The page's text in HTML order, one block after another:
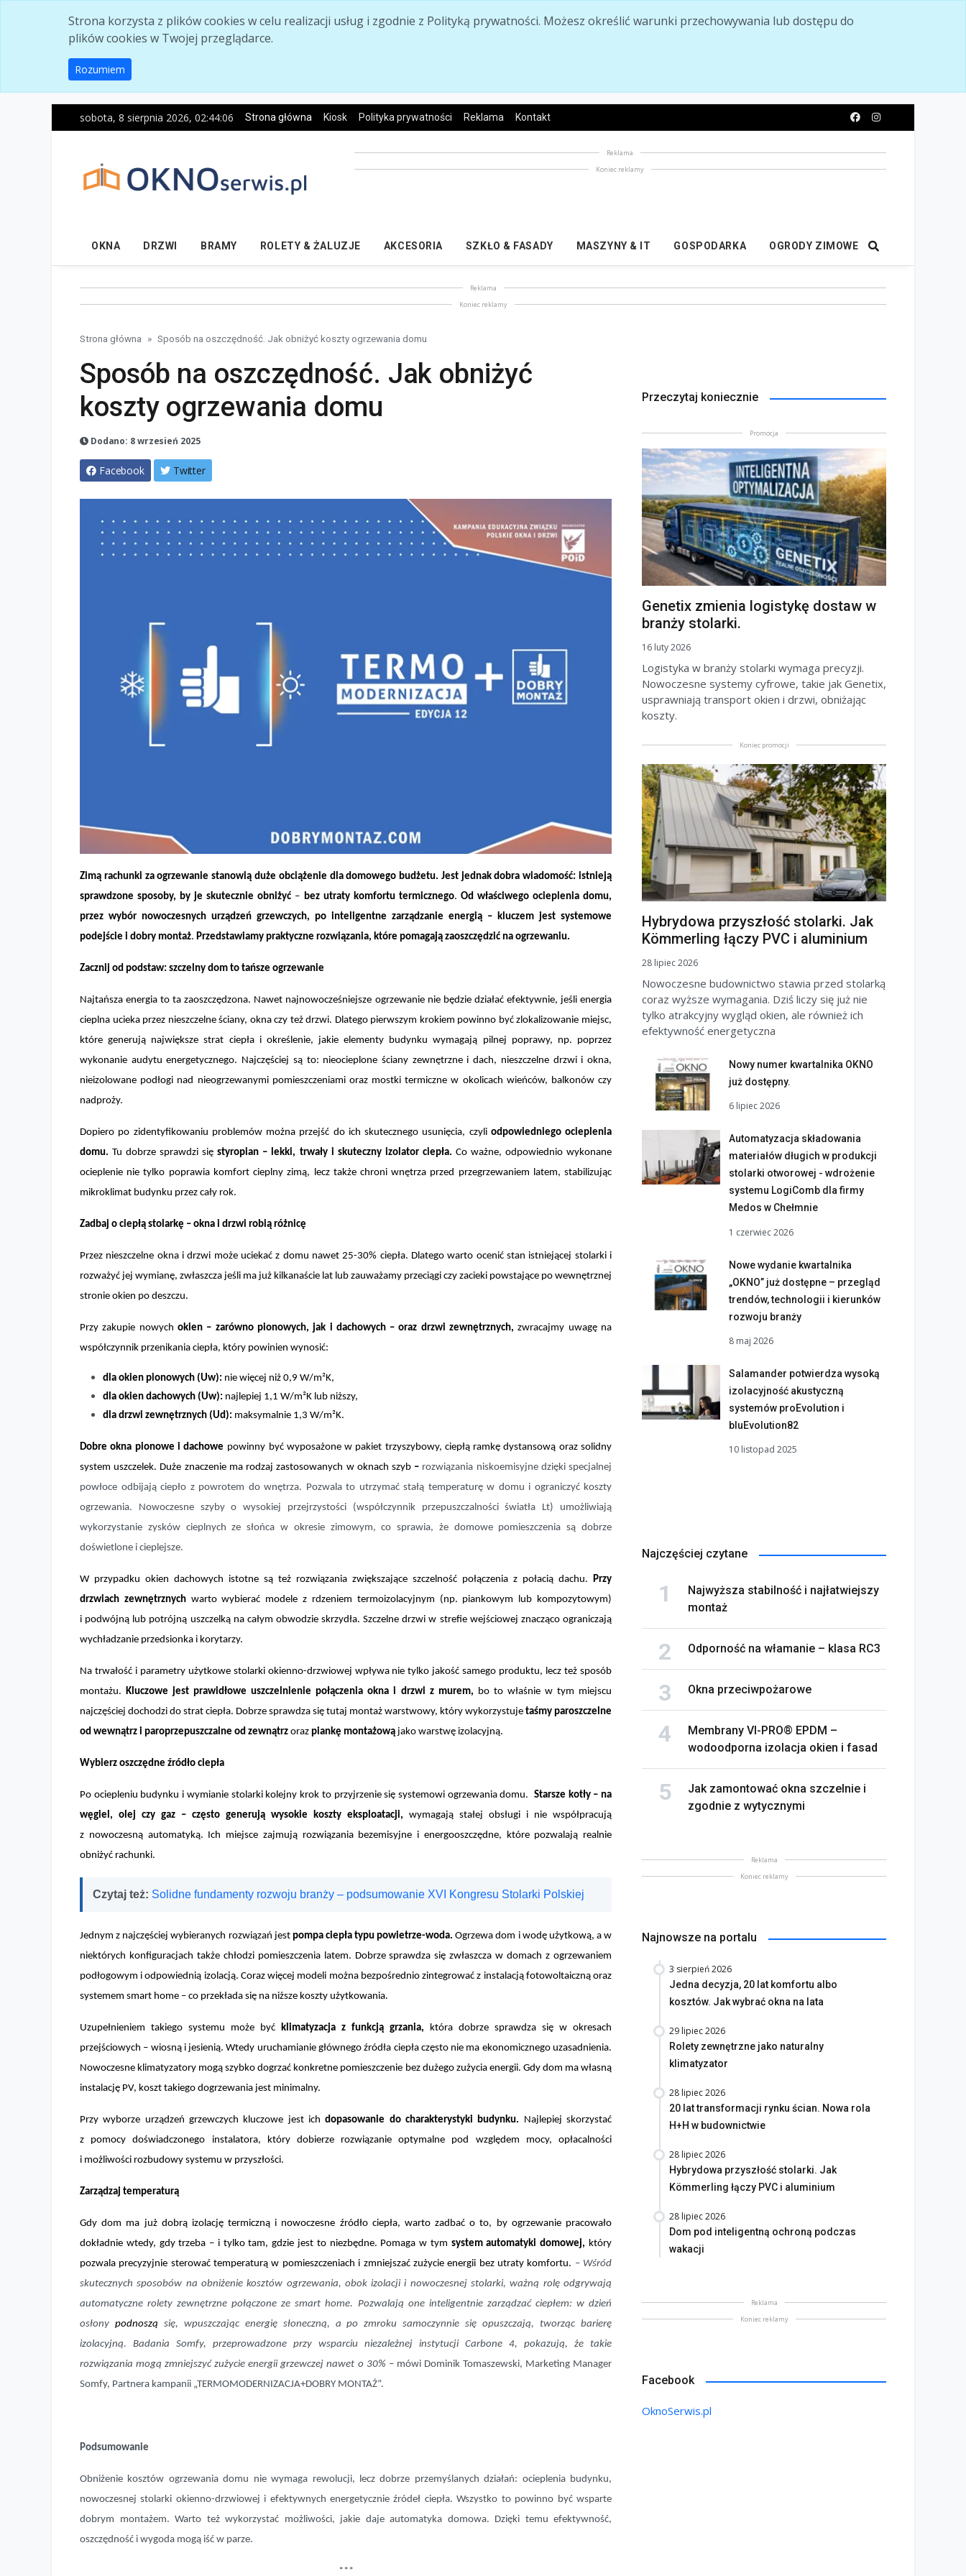
Strona korzysta z plików cookies w celu realizacji usług i zgodnie z Polityką prywatności. Możesz określić warunki przechowywania lub dostępu do
plików cookies w Twojej przeglądarce.
Rozumiem
sobota, 8 sierpnia 2026, 02:44:06 Strona główna Kiosk Polityka prywatności Reklama Kontakt
Reklama
Koniec reklamy
OKNA DRZWI BRAMY ROLETY & ŻALUZJE AKCESORIA SZKŁO & FASADY MASZYNY & IT GOSPODARKA OGRODY ZIMOWE
Reklama
Koniec reklamy
Strona główna Sposób na oszczędność. Jak obniżyć koszty ogrzewania domu
Sposób na oszczędność. Jak obniżyć
koszty ogrzewania domu
Dodano: 8 wrzesień 2025
Facebook Twitter
Sposób na oszczędność. Jak obniżyć koszty ogrzewania domu
Zimą rachunki za ogrzewanie stanowią duże obciążenie dla domowego budżetu. Jest jednak dobra wiadomość: istnieją
sprawdzone sposoby, by je skutecznie obniżyć – bez utraty komfortu termicznego. Od właściwego ocieplenia domu,
przez wybór nowoczesnych urządzeń grzewczych, po inteligentne zarządzanie energią – kluczem jest systemowe
podejście i dobry montaż. Przedstawiamy praktyczne rozwiązania, które pomagają zaoszczędzić na ogrzewaniu.
Zacznij od podstaw: szczelny dom to tańsze ogrzewanie
Najtańsza energia to ta zaoszczędzona. Nawet najnowocześniejsze ogrzewanie nie będzie działać efektywnie, jeśli energia
cieplna ucieka przez nieszczelne ściany, okna czy też drzwi. Dlatego pierwszym krokiem powinno być zlokalizowanie miejsc,
które generują największe strat ciepła i określenie, jakie elementy budynku wymagają pilnej poprawy, np. poprzez
wykonanie audytu energetycznego. Najczęściej są to: nieocieplone ściany zewnętrzne i dach, nieszczelne drzwi i okna,
nieizolowane podłogi nad nieogrzewanymi pomieszczeniami oraz mostki termiczne w okolicach wieńców, balkonów czy
nadproży.
Dopiero po zidentyfikowaniu problemów można przejść do ich skutecznego usunięcia, czyli odpowiedniego ocieplenia
domu. Tu dobrze sprawdzi sięstyropian – lekki, trwały i skuteczny izolator ciepła. Co ważne, odpowiednio wykonane
ocieplenie nie tylko poprawia komfort cieplny zimą, lecz także chroni wnętrza przed przegrzewaniem latem, stabilizując
mikroklimat budynku przez cały rok.
Zadbaj o ciepłą stolarkę – okna i drzwi robią różnicę
Przez nieszczelne okna i drzwi może uciekać z domu nawet 25-30% ciepła. Dlatego warto ocenić stan istniejącej stolarki i
rozważyć jej wymianę, zwłaszcza jeśli ma już kilkanaście lat lub zauważamy przeciągi czy zacieki powstające po wewnętrznej
stronie okien po deszczu.
Przy zakupie nowych okien – zarówno pionowych, jak i dachowych – oraz drzwi zewnętrznych, zwracajmy uwagę na
współczynnik przenikania ciepła, który powinien wynosić:
dla okien pionowych (Uw): nie więcej niż 0,9 W/m²K,
dla okien dachowych (Uw): najlepiej 1,1 W/m²K lub niższy,
dla drzwi zewnętrznych (Ud): maksymalnie 1,3 W/m²K.
Dobre okna pionowe i dachowe powinny być wyposażone w pakiet trzyszybowy, ciepłą ramkę dystansową oraz solidny
system uszczelek. Duże znaczenie ma rodzaj zastosowanych w oknach szyb – rozwiązania niskoemisyjne dzięki specjalnej
powłoce odbijają ciepło z powrotem do wnętrza. Pozwala to utrzymać stałą temperaturę w domu i ograniczyć koszty
ogrzewania. Nowoczesne szyby o wysokiej przejrzystości (współczynnik przepuszczalności światła Lt) umożliwiają
wykorzystanie zysków cieplnych ze słońca w okresie zimowym, co sprawia, że domowe pomieszczenia są dobrze
doświetlone i cieplejsze.
W przypadku okien dachowych istotne są też rozwiązania zwiększające szczelność połączenia z połacią dachu.
Przy
drzwiach zewnętrznychwarto wybierać modele z rdzeniem termoizolacyjnym (np. piankowym lub kompozytowym)
i podwójną lub potrójną uszczelką na całym obwodzie skrzydła. Szczelne drzwi w strefie wejściowej znacząco ograniczają
wychładzanie przedsionka i korytarzy.
Na trwałość i parametry użytkowe stolarki okienno-drzwiowej wpływa nie tylko jakość samego produktu, lecz też sposób
montażu. Kluczowe jest prawidłowe uszczelnienie połączenia okna i drzwi z murem, bo to właśnie w tym miejscu
najczęściej dochodzi do strat ciepła. Dobrze sprawdza się tutaj montaż warstwowy, który wykorzystuje taśmy paroszczelne
od wewnątrz i paroprzepuszczalne od zewnątrz oraz piankę montażową jako warstwę izolacyjną.
Wybierz oszczędne źródło ciepła
Po ociepleniu budynku i wymianie stolarki kolejny krok to przyjrzenie się systemowi ogrzewania domu. Starsze kotły – na
węgiel, olej czy gaz – często generują wysokie koszty eksploatacji, wymagają stałej obsługi i nie współpracują
z nowoczesną automatyką. Ich miejsce zajmują rozwiązania bezemisyjne i energooszczędne, które pozwalają realnie
obniżyć rachunki.
Czytaj też: Solidne fundamenty rozwoju branży – podsumowanie XVI Kongresu Stolarki Polskiej
Jednym z najczęściej wybieranych rozwiązań jest pompa ciepła typu powietrze-woda. Ogrzewa dom i wodę użytkową, a w
niektórych konfiguracjach także chłodzi pomieszczenia latem. Dobrze sprawdza się zwłaszcza w domach z ogrzewaniem
podłogowym i odpowiednią izolacją. Coraz więcej modeli można bezpośrednio zintegrować z instalacją fotowoltaiczną oraz
systemem smart home – co przekłada się na niższe koszty użytkowania.
Uzupełnieniem takiego systemu może być klimatyzacja z funkcją grzania, która dobrze sprawdza się w okresach
przejściowych – wiosną i jesienią. Wtedy uruchamianie głównego źródła ciepła często nie ma ekonomicznego uzasadnienia.
Nowoczesne klimatyzatory mogą szybko dogrzać konkretne pomieszczenie bez dużego zużycia energii. Gdy dom ma własną
instalację PV, koszt takiego dogrzewania jest minimalny.
Przy wyborze urządzeń grzewczych kluczowe jest ichdopasowanie do charakterystyki budynku. Najlepiej skorzystać
z pomocy doświadczonego instalatora, który dobierze rozwiązanie optymalne pod względem mocy, opłacalności
i możliwości rozbudowy systemu w przyszłości.
Zarządzaj temperaturą
Gdy dom ma już dobrą izolację termiczną i nowoczesne źródło ciepła, warto zadbać o to, by ogrzewanie pracowało
dokładnie wtedy, gdy trzeba – i tylko tam, gdzie jest to niezbędne. Pomaga w tym system automatyki domowej, który
pozwala precyzyjnie sterować temperaturą w pomieszczeniach i zmniejszać zużycie energii bez utraty komfortu. – Wśród
skutecznych sposobów na obniżenie kosztów ogrzewania, obok izolacji i nowoczesnej stolarki, ważną rolę odgrywają
automatyczne rolety zewnętrzne połączone ze smart home. Pozwalają one inteligentnie zarządzać ciepłem: w dzień
osłony podnoszą się, wpuszczając energię słoneczną, a po zmroku samoczynnie się opuszczają, tworząc barierę
izolacyjną. Badania Somfy, przeprowadzone przy wsparciu niezależnej instytucji Carbone 4, pokazują, że takie
rozwiązania mogą zmniejszyć zużycie energii grzewczej nawet o 30% – mówi Dominik Tomaszewski, Marketing Manager
Somfy, Partnera kampanii „TERMOMODERNIZACJA+DOBRY MONTAŻ”.
Podsumowanie
Obniżenie kosztów ogrzewania domu nie wymaga rewolucji, lecz dobrze przemyślanych działań: ocieplenia budynku,
nowoczesnej stolarki okienno-drzwiowej i efektywnych energetycznie źródeł ciepła. Wszystko to powinno być wsparte
dobrym montażem. Warto też wykorzystać możliwości, jakie daje automatyka domowa. Dzięki temu efektywność,
oszczędność i wygoda mogą iść w parze.
***
Przeczytaj koniecznie
Promocja
Genetix zmienia logistykę dostaw w
branży stolarki.
16 luty 2026
Logistyka w branży stolarki wymaga precyzji.
Nowoczesne systemy cyfrowe, takie jak Genetix,
usprawniają transport okien i drzwi, obniżając
koszty.
Koniec promocji
Hybrydowa przyszłość stolarki. Jak
Kömmerling łączy PVC i aluminium
28 lipiec 2026
Nowoczesne budownictwo stawia przed stolarką
coraz wyższe wymagania. Dziś liczy się już nie
tylko atrakcyjny wygląd okien, ale również ich
efektywność energetyczna
Nowy numer kwartalnika OKNO
już dostępny.
6 lipiec 2026
Automatyzacja składowania
materiałów długich w produkcji
stolarki otworowej - wdrożenie
systemu LogiComb dla firmy
Medos w Chełmnie
1 czerwiec 2026
Nowe wydanie kwartalnika
„OKNO” już dostępne – przegląd
trendów, technologii i kierunków
rozwoju branży
8 maj 2026
Salamander potwierdza wysoką
izolacyjność akustyczną
systemów proEvolution i
bluEvolution82
10 listopad 2025
Najczęściej czytane
Najwyższa stabilność i najłatwiejszy
montaż
Odporność na włamanie – klasa RC3
Okna przeciwpożarowe
Membrany VI-PRO® EPDM –
wodoodporna izolacja okien i fasad
Jak zamontować okna szczelnie i
zgodnie z wytycznymi
Reklama
Koniec reklamy
Najnowsze na portalu
3 sierpień 2026
Jedna decyzja, 20 lat komfortu albo
kosztów. Jak wybrać okna na lata
29 lipiec 2026
Rolety zewnętrzne jako naturalny
klimatyzator
28 lipiec 2026
20 lat transformacji rynku ścian. Nowa rola
H+H w budownictwie
28 lipiec 2026
Hybrydowa przyszłość stolarki. Jak
Kömmerling łączy PVC i aluminium
28 lipiec 2026
Dom pod inteligentną ochroną podczas
wakacji
Reklama
Koniec reklamy
Facebook
OknoSerwis.pl